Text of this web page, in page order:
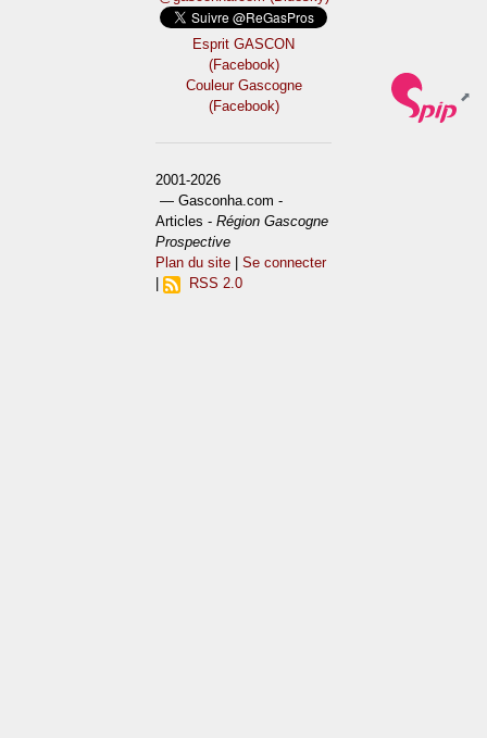
Esprit GASCON
(Facebook)
Couleur Gascogne
(Facebook)
2001-2026
— Gasconha.com -
Articles -Région Gascogne
Prospective
Plan du site |Se connecter
|
RSS 2.0